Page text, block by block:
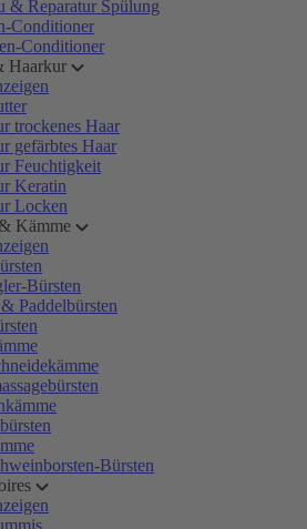
& Reparatur Spülung
Conditioner
Conditioner
Haarkur
trockenes Haar
gefärbtes Haar
Feuchtigkeit
Keratin
Locken
Kämme
Bürsten
Paddelbürsten
Bürsten